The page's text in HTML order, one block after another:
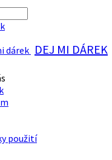
DEJ MI DÁREK
použití